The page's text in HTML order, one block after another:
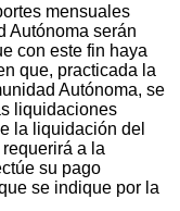
mensuales
Autónoma serán
con este fin haya
que, practicada la
Autónoma, se
liquidaciones
la liquidación del
a la
su pago
se indique por la